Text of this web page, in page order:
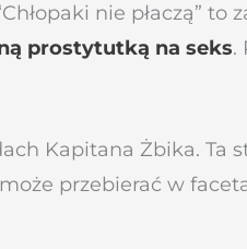
nie płaczą” to
prostytutką na seks.
Kapitana Żbika. Ta
przebierać w